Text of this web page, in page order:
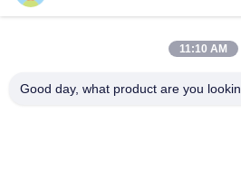
etiquetas de oído de ganado con
láser etiquetas de identificación de
11:10 AM
Good day, what product are you